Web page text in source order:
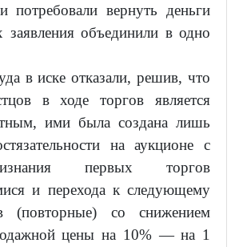
потребовали вернуть деньги
заявления объединили в одно
в иске отказали, решив, что
в ходе торгов является
ими была создана лишь
на аукционе с
первых торгов
и перехода к следующему
(повторные) со снижением
цены на 10% — на 1